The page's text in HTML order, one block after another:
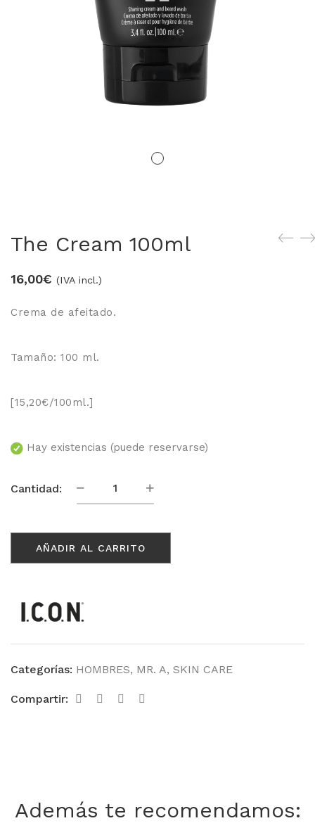
LOS MÁS VENDIDOS
MERCHANDISING
The Cream 100ml
16,00€ (IVA incl.)
Crema de afeitado.
Tamaño: 100 ml.
[15,20€/100ml.]
Hay existencias (puede reservarse)
Cantidad:
The
Cream
cantidad
AÑADIR AL CARRITO
Categorías: HOMBRES, MR. A, SKIN CARE
Compartir:
Además te recomendamos: